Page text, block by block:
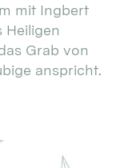
mit Ingbert
Heiligen
Grab von
anspricht.